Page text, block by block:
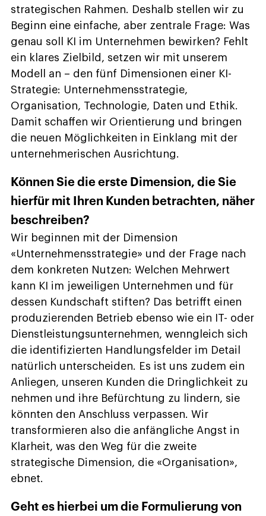
strategischen Rahmen. Deshalb stellen wir zu
Beginn eine einfache, aber zentrale Frage: Was
genau soll KI im Unternehmen bewirken? Fehlt
ein klares Zielbild, setzen wir mit unserem
Modell an – den fünf Dimensionen einer KI-
Strategie: Unternehmensstrategie,
Organisation, Technologie, Daten und Ethik.
Damit schaffen wir Orientierung und bringen
die neuen Möglichkeiten in Einklang mit der
unternehmerischen Ausrichtung.
Können Sie die erste Dimension, die Sie
hierfür mit Ihren Kunden betrachten, näher
beschreiben?
Wir beginnen mit der Dimension
«Unternehmensstrategie» und der Frage nach
dem konkreten Nutzen: Welchen Mehrwert
kann KI im jeweiligen Unternehmen und für
dessen Kundschaft stiften? Das betrifft einen
produzierenden Betrieb ebenso wie ein IT- oder
Dienstleistungsunternehmen, wenngleich sich
die identifizierten Handlungsfelder im Detail
natürlich unterscheiden. Es ist uns zudem ein
Anliegen, unseren Kunden die Dringlichkeit zu
nehmen und ihre Befürchtung zu lindern, sie
könnten den Anschluss verpassen. Wir
transformieren also die anfängliche Angst in
Klarheit, was den Weg für die zweite
strategische Dimension, die «Organisation»,
ebnet.
Geht es hierbei um die Formulierung von